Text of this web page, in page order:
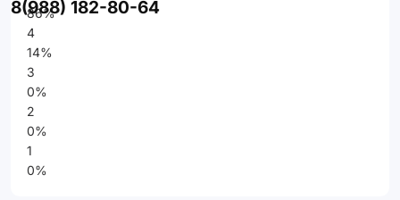
8(988) 182-80-64
86%
4
14%
3
0%
2
0%
1
0%